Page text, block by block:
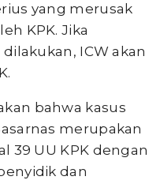
yang merusak
KPK. Jika
ICW akan
bahwa kasus
merupakan
39 UU KPK dengan
dan